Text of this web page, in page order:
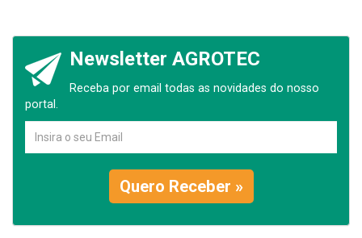
Newsletter AGROTEC
Receba por email todas as novidades do nosso
portal.
Quero Receber »